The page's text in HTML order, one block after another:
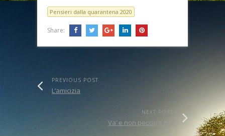
Pensieri dalla quarantena 2020
Share:
PREVIOUS POST
L’amicizia
NEXT POST
Va’ e non peccare più